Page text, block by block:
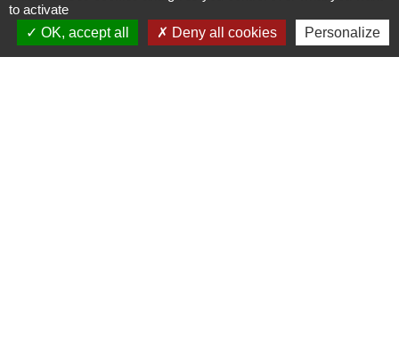
to activate
OK, accept all
Deny all cookies Personalize